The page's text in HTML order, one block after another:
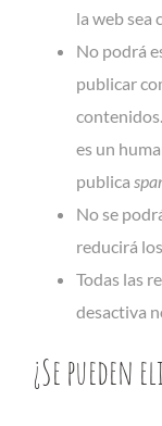
la web sea
No podrá
publicar
es un
publica
No se
reducirá
Todas las
desactiva
¿Se pueden